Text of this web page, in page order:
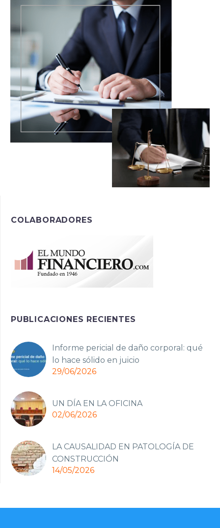
COLABORADORES
PUBLICACIONES RECIENTES
Informe pericial de daño corporal: qué
lo hace sólido en juicio
29/06/2026
UN DÍA EN LA OFICINA
02/06/2026
LA CAUSALIDAD EN PATOLOGÍA DE
CONSTRUCCIÓN
14/05/2026